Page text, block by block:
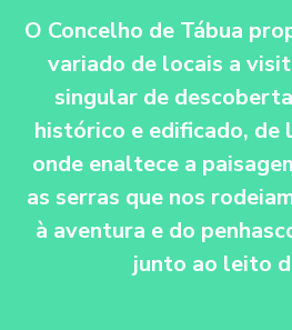
O Concelho de Tábua
variado de locais a
singular de
histórico e edificado, de
onde enaltece a
as serras que nos
à aventura e do
junto ao leito